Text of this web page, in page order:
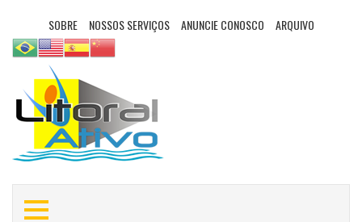
SOBRE NOSSOS SERVIÇOS ANUNCIE CONOSCO ARQUIVO